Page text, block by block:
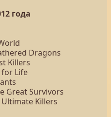
года
Dragons
Killers
Life
Great Survivors
Killers